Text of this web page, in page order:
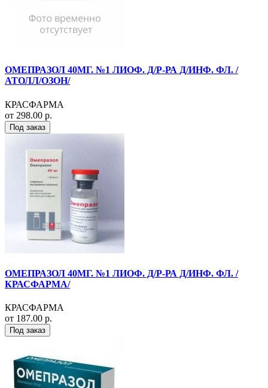
ОМЕПРАЗОЛ 40МГ. №1 ЛИОФ. Д/Р-РА Д/ИНФ. ФЛ. /
АТОЛЛ/ОЗОН/
КРАСФАРМА
от 298.00 р.
Под заказ
ОМЕПРАЗОЛ 40МГ. №1 ЛИОФ. Д/Р-РА Д/ИНФ. ФЛ. /
КРАСФАРМА/
КРАСФАРМА
от 187.00 р.
Под заказ